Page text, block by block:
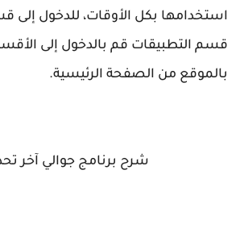
استخدامها بكل الأوقات، للدخول إلى
قسم التطبيقات قم بالدخول إلى
بالموقع من الصفحة الرئيسية.
شرح برنامج جوالي آخر